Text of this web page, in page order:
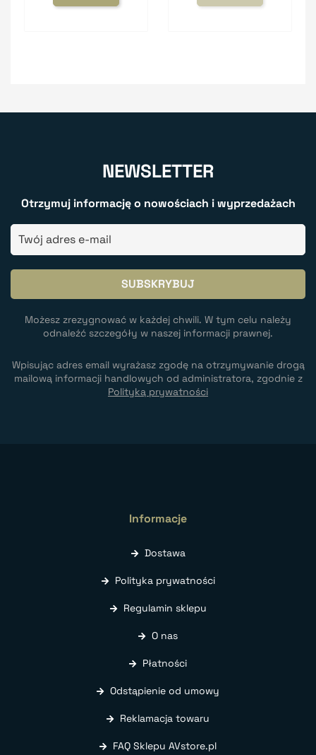
NEWSLETTER
Otrzymuj informację o nowościach i wyprzedażach
Możesz zrezygnować w każdej chwili. W tym celu należy
odnaleźć szczegóły w naszej informacji prawnej.
Wpisując adres email wyrażasz zgodę na otrzymywanie drogą
mailową informacji handlowych od administratora, zgodnie z
Polityką prywatności
Informacje
Dostawa
Polityka prywatności
Regulamin sklepu
O nas
Płatności
Odstąpienie od umowy
Reklamacja towaru
FAQ Sklepu AVstore.pl